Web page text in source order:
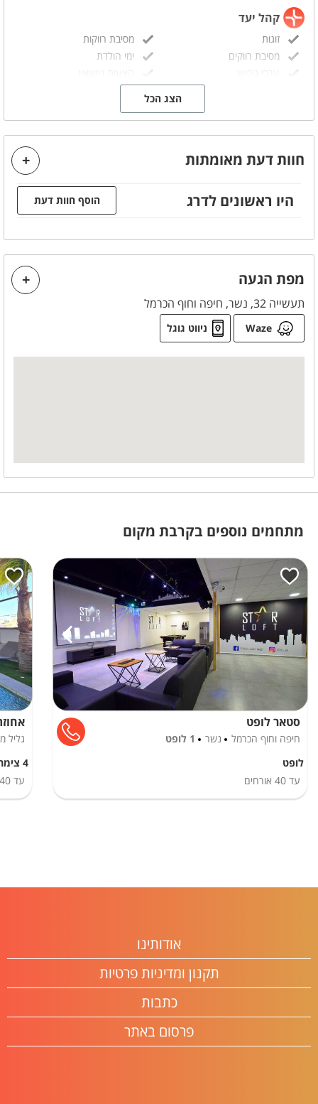
קהל יעד
זוגות
מסיבת רווקות
מסיבת רווקים
ימי הולדת
בר/ ת מצווה
מקרר
הצג הכל
חוות דעת מאומתות
היו ראשונים לדרג הוסף חוות דעת
מפת הגעה
תעשייה 32, נשר, חיפה וחוף הכרמל
Waze ניווט גוגל
מתחמים נוספים בקרבת מקום
סטאר לופט
חיפה וחוף הכרמל נשר
1 לופט
לופט
עד 40 אורחים
גליל
4 צימרים
עד 40
אודותינו
תקנון ומדיניות פרטיות
כתבות
פרסום באתר